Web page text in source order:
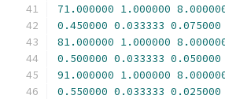
71.000000 1.000000
0.450000 0.033333 0.075000
81.000000 1.000000
0.500000 0.033333 0.050000
91.000000 1.000000
0.550000 0.033333 0.025000